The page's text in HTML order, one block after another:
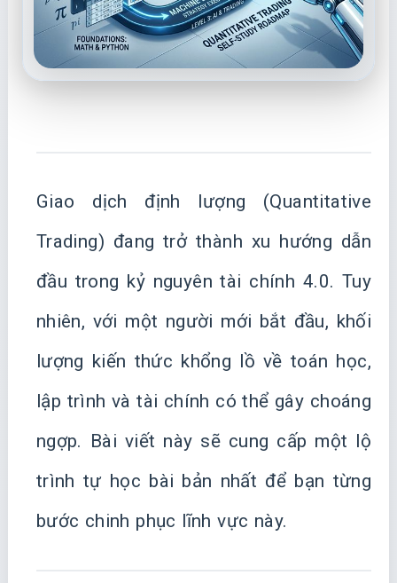
Giao dịch định lượng (Quantitative
Trading) đang trở thành xu hướng dẫn
đầu trong kỷ nguyên tài chính 4.0. Tuy
nhiên, với một người mới bắt đầu, khối
lượng kiến thức khổng lồ về toán học,
lập trình và tài chính có thể gây choáng
ngợp. Bài viết này sẽ cung cấp một lộ
trình tự học bài bản nhất để bạn từng
bước chinh phục lĩnh vực này.